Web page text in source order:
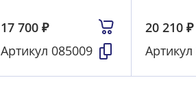
17 700 ₽
Артикул 085009
20 210 ₽
Артикул